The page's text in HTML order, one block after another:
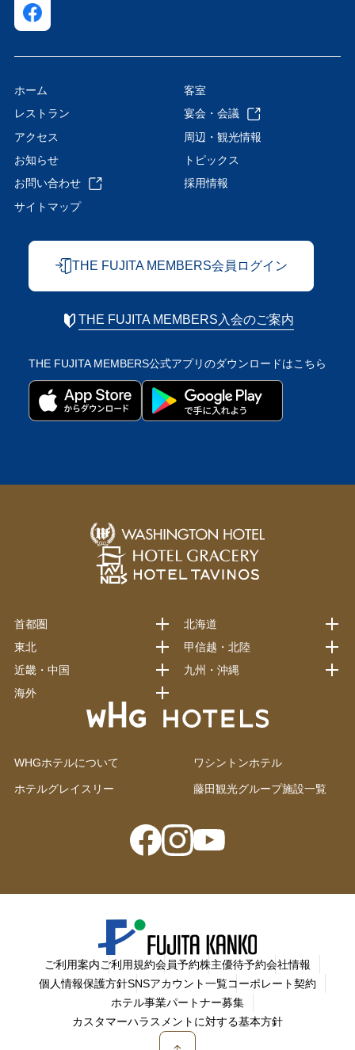
ホーム
客室
レストラン
宴会・会議
アクセス
周辺・観光情報
お知らせ
トピックス
お問い合わせ
採用情報
サイトマップ
THE FUJITA MEMBERS会員ログイン
THE FUJITA MEMBERS入会のご案内
THE FUJITA MEMBERS公式アプリのダウンロードはこちら
WHGホテルについて ワシントンホテル
ホテルグレイスリー 藤田観光グループ施設一覧
首都圏
北海道
東北
甲信越・北陸
近畿・中国
九州・沖縄
海外
ご利用案内ご利用規約会員予約株主優待予約会社情報
個人情報保護方針SNSアカウント一覧コーポレート契約
ホテル事業パートナー募集
カスタマーハラスメントに対する基本方針